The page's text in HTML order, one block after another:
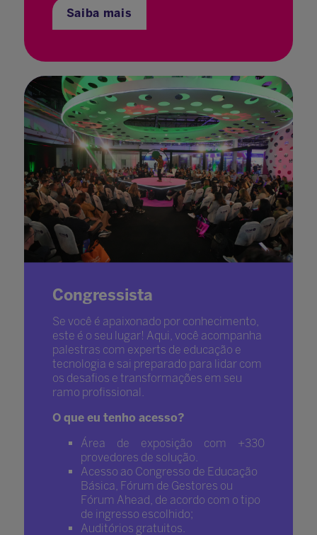
Saiba mais
Congressista
Se você é apaixonado por conhecimento,
este é o seu lugar! Aqui, você acompanha
palestras com experts de educação e
tecnologia e sai preparado para lidar com
os desafios e transformações em seu
ramo profissional.
O que eu tenho acesso?
Área de exposição com +330
provedores de solução.
Acesso ao Congresso de Educação
Básica, Fórum de Gestores ou
Fórum Ahead, de acordo com o tipo
de ingresso escolhido;
Auditórios gratuitos.